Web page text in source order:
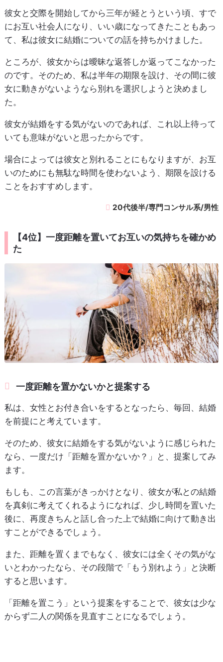
彼女と交際を開始してから三年が経とうという頃、すで
にお互い社会人になり、いい歳になってきたこともあっ
て、私は彼女に結婚についての話を持ちかけました。
ところが、彼女からは曖昧な返答しか返ってこなかった
のです。そのため、私は半年の期限を設け、その間に彼
女に動きがないようなら別れを選択しようと決めまし
た。
彼女が結婚をする気がないのであれば、これ以上待って
いても意味がないと思ったからです。
場合によっては彼女と別れることにもなりますが、お互
いのためにも無駄な時間を使わないよう、期限を設ける
ことをおすすめします。
20代後半/専門コンサル系/男性
【4位】一度距離を置いてお互いの気持ちを確かめ
た
一度距離を置かないかと提案する
私は、女性とお付き合いをするとなったら、毎回、結婚
を前提にと考えています。
そのため、彼女に結婚をする気がないように感じられた
なら、一度だけ「距離を置かないか？」と、提案してみ
ます。
もしも、この言葉がきっかけとなり、彼女が私との結婚
を真剣に考えてくれるようになれば、少し時間を置いた
後に、再度きちんと話し合った上で結婚に向けて動き出
すことができるでしょう。
また、距離を置くまでもなく、彼女には全くその気がな
いとわかったなら、その段階で「もう別れよう」と決断
すると思います。
「距離を置こう」という提案をすることで、彼女は少な
からず二人の関係を見直すことになるでしょう。